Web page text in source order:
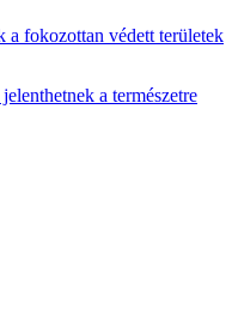
a fokozottan védett területek
a természetre